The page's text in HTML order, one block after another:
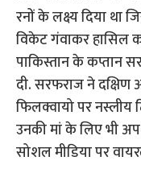
रनों के लक्ष्य दिया था
विकेट गंवाकर हासिल
पाकिस्तान के कप्तान
दी. सरफराज ने दक्षिण
फिलक्वायो पर नस्लीय
उनकी मां के लिए भी
सोशल मीडिया पर